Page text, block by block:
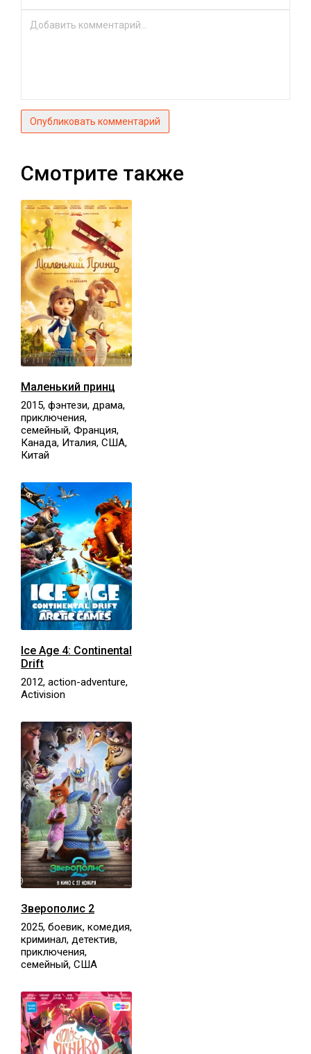
Опубликовать комментарий
Смотрите также
Маленький принц
2015, фэнтези, драма,
приключения,
семейный, Франция,
Канада, Италия, США,
Китай
Ice Age 4: Continental
Drift
2012, action-adventure,
Activision
Зверополис 2
2025, боевик, комедия,
криминал, детектив,
приключения,
семейный, США